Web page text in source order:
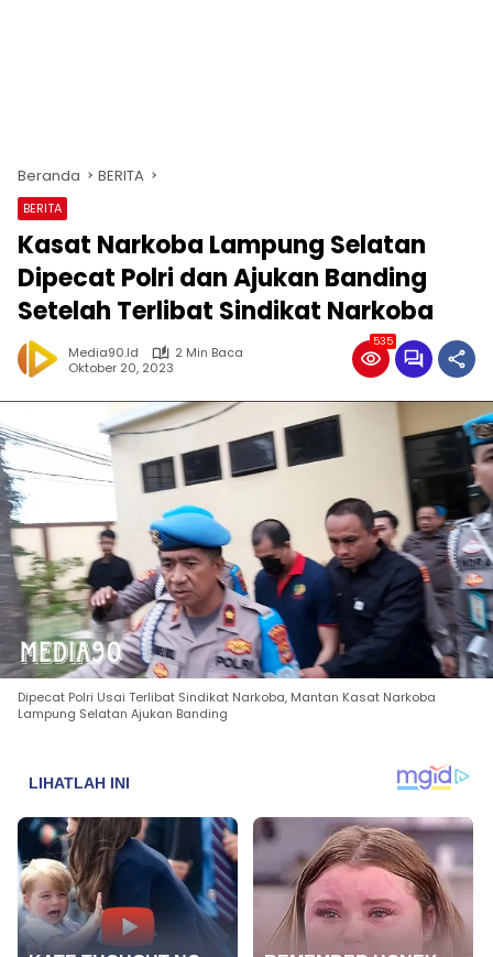
Beranda BERITA
BERITA
Kasat Narkoba Lampung Selatan
Dipecat Polri dan Ajukan Banding
Setelah Terlibat Sindikat Narkoba
Media90.id
2 Min Baca
Oktober 20, 2023
535
Dipecat Polri Usai Terlibat Sindikat Narkoba, Mantan Kasat Narkoba
Lampung Selatan Ajukan Banding